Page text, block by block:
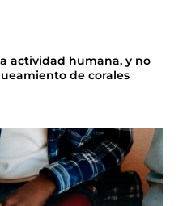
actividad humana, y no
de corales